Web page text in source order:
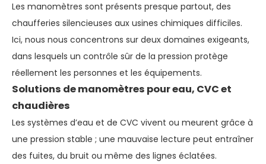
Les manomètres sont présents presque partout, des
chaufferies silencieuses aux usines chimiques difficiles.
Ici, nous nous concentrons sur deux domaines exigeants,
dans lesquels un contrôle sûr de la pression protège
réellement les personnes et les équipements.
Solutions de manomètres pour eau, CVC et
chaudières
Les systèmes d’eau et de CVC vivent ou meurent grâce à
une pression stable ; une mauvaise lecture peut entraîner
des fuites, du bruit ou même des lignes éclatées.